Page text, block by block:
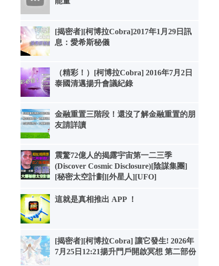
[揭密者][柯博拉Cobra]2017年1月29日訊
息：愛希斯秘儀
（精彩！）[柯博拉Cobra] 2016年7月2日
泰國清邁揚升會議紀錄
金融重置三階段！還沒了解金融重置的朋
友請詳讀
震驚72億人的揭露宇宙第一二三季
(Discover Cosmic Disclosure)[陰謀集團]
[秘密太空計劃][外星人][UFO]
這就是真相推出 APP ！
[揭密者][柯博拉Cobra] 讓它發生! 2026年
7月25日12:21揚升門戶開啟冥想 第二部份